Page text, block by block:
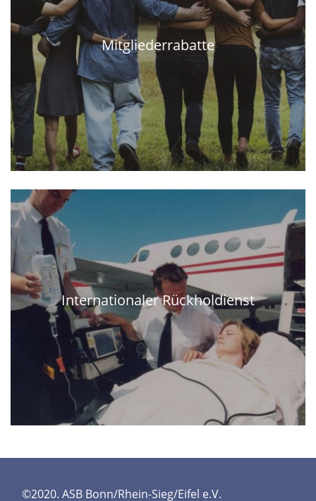
Mitgliederrabatte
Internationaler Rückholdienst
©2020. ASB Bonn/Rhein-Sieg/Eifel e.V.